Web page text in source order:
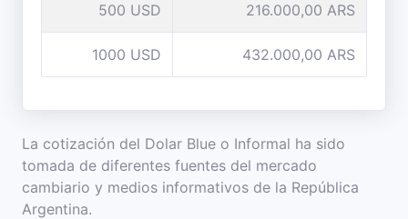
500 USD 216.000,00 ARS
1000 USD 432.000,00 ARS
La cotización del Dolar Blue o Informal ha sido
tomada de diferentes fuentes del mercado
cambiario y medios informativos de la República
Argentina.